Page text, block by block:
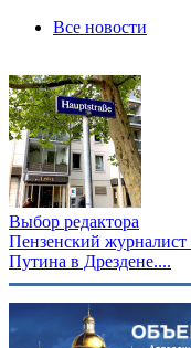
Все новости
Выбор редактора
Пензенский
Путина в Дрездене....